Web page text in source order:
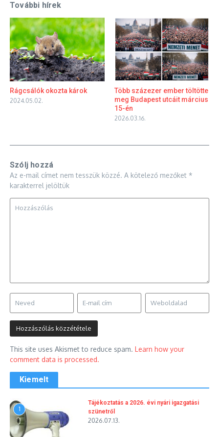
További hírek
Rágcsálók okozta károk
2024.05.02.
Több százezer ember töltötte
meg Budapest utcáit március
15-én
2026.03.16.
Szólj hozzá
Az e-mail címet nem tesszük közzé. A kötelező mezőket *
karakterrel jelöltük
This site uses Akismet to reduce spam. Learn how your
comment data is processed.
Kiemelt
1
Tájékoztatás a 2026. évi nyári igazgatási
szünetről
2026.07.13.